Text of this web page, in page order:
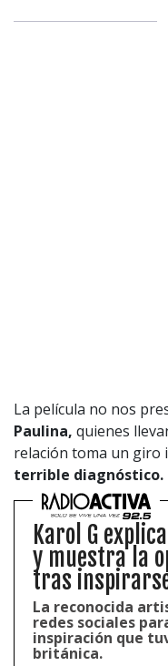
La película no nos
Paulina, quienes
relación toma un giro
terrible diagnóstico.
Karol G
y muestra la
tras
La reconocida
redes sociales
inspiración que
británica.